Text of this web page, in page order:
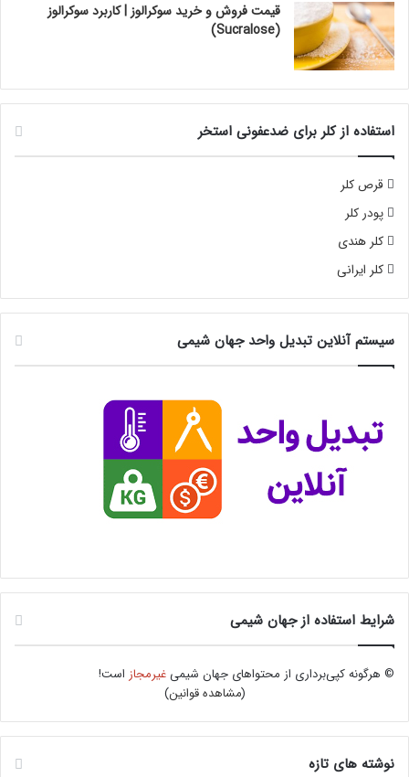
قیمت فروش و خرید سوکرالوز | کاربرد سوکرالوز
(Sucralose)
استفاده از کلر برای ضدعفونی استخر
قرص کلر
پودر کلر
کلر هندی
کلر ایرانی
سیستم آنلاین تبدیل واحد جهان شیمی
شرایط استفاده از جهان شیمی
© هرگونه کپی‌برداری از محتواهای جهان شیمیغیرمجاز است!
(مشاهده قوانین)
نوشته های تازه